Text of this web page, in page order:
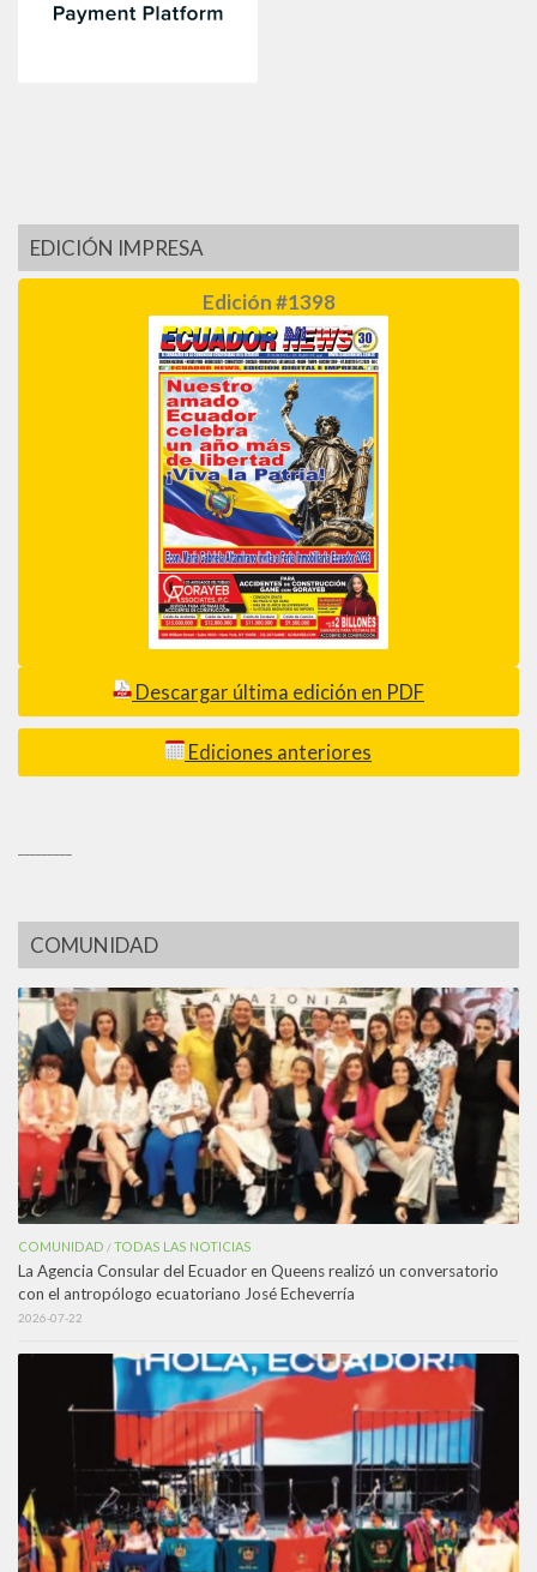
EDICIÓN IMPRESA
Edición #1398
Descargar última edición en PDF
Ediciones anteriores
COMUNIDAD
COMUNIDAD /TODAS LAS NOTICIAS
La Agencia Consular del Ecuador en Queens realizó un conversatorio
con el antropólogo ecuatoriano José Echeverría
2026-07-22